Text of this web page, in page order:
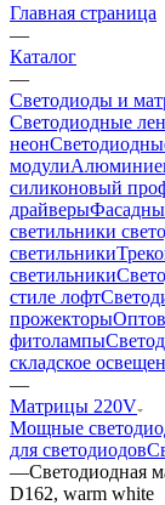
Главная страница
—
Каталог
—
Светодиоды и
Светодиодные
неон
модули
силиконовый
драйверы
светильники
светильники
светильники
стиле лофт
прожекторы
фитолампы
складское
—
Матрицы 220V
Мощные
для светодиодов
—Светодиодная
D162, warm white